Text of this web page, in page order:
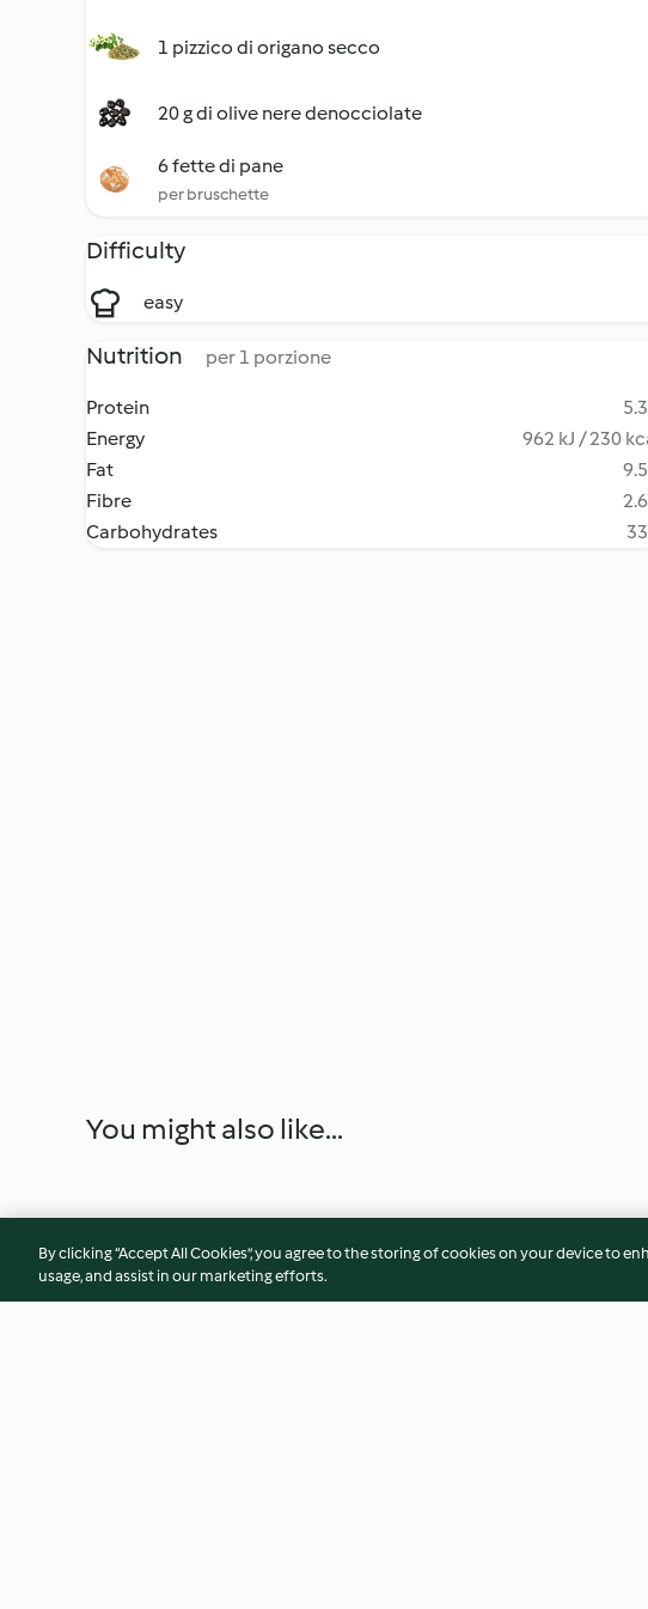
1 pizzico di origano secco
20 g di olive nere denocciolate
6 fette di pane
per bruschette
Difficulty
easy
Nutrition per 1 porzione
Protein
Energy
962 kJ / 230
Fat
Fibre
Carbohydrates
You might also like...
By clicking “Accept All Cookies”, you agree to the storing of cookies on your device to
usage, and assist in our marketing efforts.